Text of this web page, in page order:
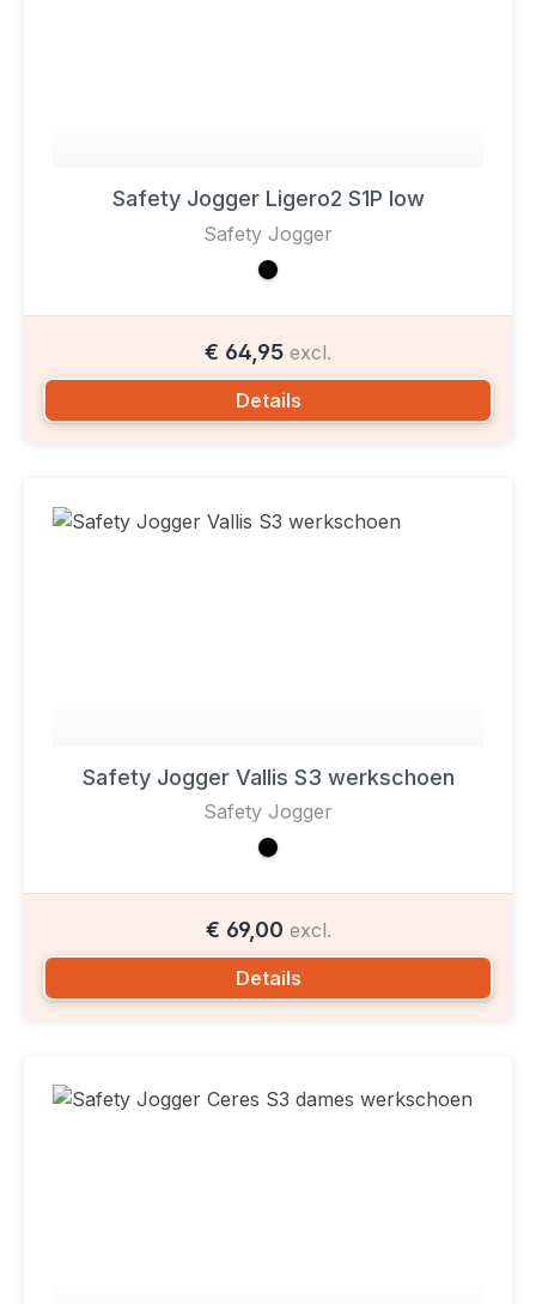
Safety Jogger Ligero2 S1P low
Safety Jogger
€ 64,95 excl.
Details
Safety Jogger Vallis S3 werkschoen
Safety Jogger
€ 69,00 excl.
Details